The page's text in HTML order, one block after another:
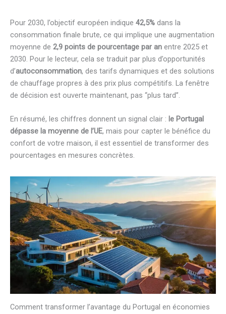
Pour 2030, l’objectif européen indique 42,5% dans la
consommation finale brute, ce qui implique une augmentation
moyenne de 2,9 points de pourcentage par an entre 2025 et
2030. Pour le lecteur, cela se traduit par plus d’opportunités
d’autoconsommation, des tarifs dynamiques et des solutions
de chauffage propres à des prix plus compétitifs. La fenêtre
de décision est ouverte maintenant, pas “plus tard”.
En résumé, les chiffres donnent un signal clair : le Portugal
dépasse la moyenne de l’UE, mais pour capter le bénéfice du
confort de votre maison, il est essentiel de transformer des
pourcentages en mesures concrètes.
Comment transformer l’avantage du Portugal en économies